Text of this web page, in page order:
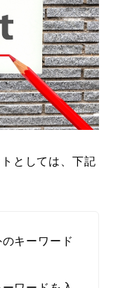
としては、下記
キーワード